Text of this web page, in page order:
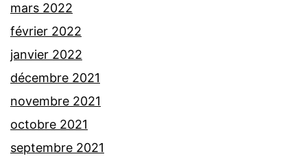
mars 2022
février 2022
janvier 2022
décembre 2021
novembre 2021
octobre 2021
septembre 2021